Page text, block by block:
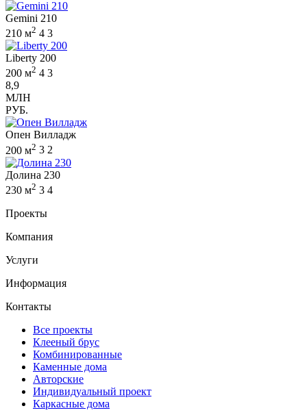
Gemini 210
210 м2 4 3
Liberty 200
200 м2 4 3
8,9
МЛН
РУБ.
Опен Вилладж
200 м2 3 2
Долина 230
230 м2 3 4
Проекты
Компания
Услуги
Информация
Контакты
Все проекты
Клееный брус
Комбинированные
Каменные дома
Авторские
Индивидуальный проект
Каркасные дома